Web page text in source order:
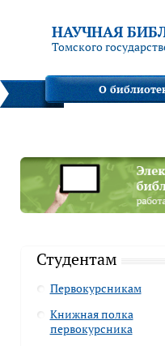
НАУЧНАЯ
Томского
О
Студентам
Первокурсникам
Книжная полка
первокурсника